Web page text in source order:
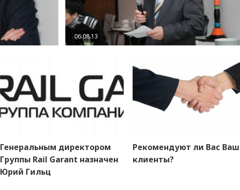
06.08.13
Генеральным директором
Группы Rail Garant назначен
Юрий Гильц
Рекомендуют ли Вас
клиенты?